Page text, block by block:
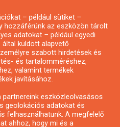
vagy hírlevél
– például sütiket –
hozzáférünk az eszközön tárolt
adatokat – például egyedi
küldött alapvető
szabott hirdetések és
és tartalomméréshez,
valamint termékek
javításához.
partnereink eszközleolvasásos
geolokációs adatokat és
felhasználhatunk. A megfelelő
ahhoz, hogy mi és a